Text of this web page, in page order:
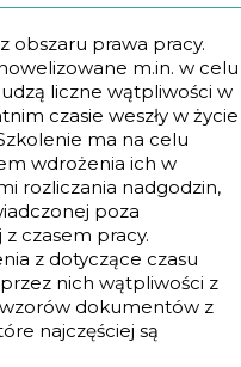
obszaru prawa pracy.
m.in. w celu
liczne wątpliwości w
czasie weszły w życie
ma na celu
wdrożenia ich w
rozliczania nadgodzin,
poza
czasem pracy.
z dotyczące czasu
nich wątpliwości z
dokumentów z
najczęściej są